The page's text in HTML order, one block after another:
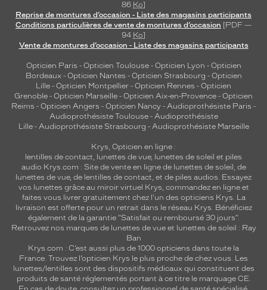
86 Ko]
Reprise de montures d’occasion - Liste des magasins participants
Conditions particulières de vente de montures d’occasion [PDF —
94 Ko]
Vente de montures d’occasion - Liste des magasins participants
Opticien Paris - Opticien Toulouse- Opticien Lyon - Opticien
Bordeaux- Opticien Nantes - Opticien Strasbourg - Opticien
Lille - Opticien Montpellier - Opticien Rennes - Opticien
Grenoble - Opticien Marseille - Opticien Aix-en-Provence - Opticien
Reims - Opticien Angers - Opticien Nancy - Audioprothésiste Paris -
Audioprothésiste Toulouse- Audioprothésiste
Lille- Audioprothésiste Strasbourg - Audioprothésiste Marseille
Krys, Opticien en ligne :
lentilles de contact, lunettes de vue, lunettes de soleil et piles
audio Krys.com : Site de vente en ligne de lunettes de soleil, de
lunettes de vue, de lentilles de contact, et de piles audios. Essayez
vos lunettes grâce au miroir virtuel Krys, commandez en ligne et
faites vous livrer gratuitement chez l'un des opticiens Krys. La
livraison est offerte pour un retrait dans le réseau Krys. Bénéficiez
également de la garantie "Satisfait ou remboursé 30 jours".
Retrouvez nos marques de lunettes de vue et lunettes de soleil : Ray
Ban
Krys.com : C’est aussi plus de 1000 opticiens dans toute la
France. Trouvez l’opticien Krys le plus proche de chez vous. Les
lunettes/lentilles sont des dispositifs médicaux qui constituent des
produits de santé réglementés portant à ce titre le marquage CE.